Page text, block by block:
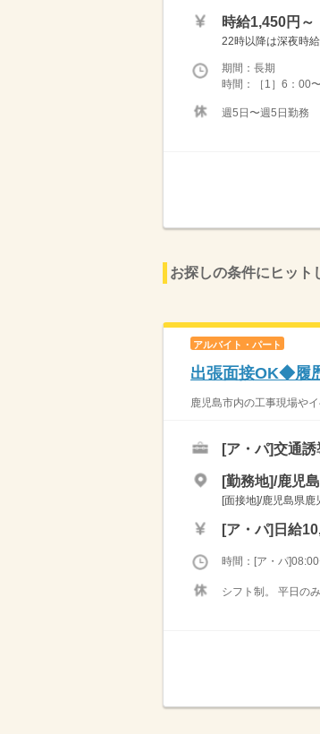
時給1,450円～
22時以降は深夜時
期間：長期
時間：［1］6：00
週5日〜週5日勤務
お探しの条件にヒット
アルバイト・パート
出張面接OK◆履
鹿児島市内の工事現場や
[ア・パ]交通誘
[勤務地]/鹿児
[面接地]/鹿児島県
[ア・パ] 日給
時間：[ア・パ
シフト制。 平日の